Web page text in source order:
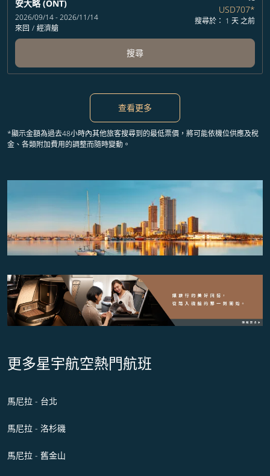
安大略 (ONT)
2026/09/14 - 2026/11/14
來回 / 經濟艙
USD707*
搜尋於： 1 天 之前
搜尋
查看更多
*顯示金額為過去48小時內其他旅客搜尋到的最低票價，將可能依機位供應及稅
金、各類附加費用的調整而隨時變動。
更多星宇航空熱門航班
馬尼拉 - 台北
馬尼拉 - 洛杉磯
馬尼拉 - 舊金山